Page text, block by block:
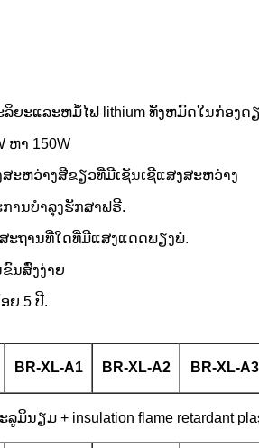
ລິຍະແລະຫມໍ້ໄຟ lithium ທັງຫມົດໃນກ່ອງ
ຫາ 150W
ສະຫວ່າງສີຂຽວທີ່ມີເຊັນເຊີແສງສະຫວ່າງ
ການບໍາລຸງຮັກສາຟຣີ.
ະຖານທີ່ໃດທີ່ມີແສງແດດພຽງພໍ.
ນສົ່ງງ່າຍ
ຍ 5 ປີ.
BR-XL-A1 BR-XL-A2 BR-XL-A3
ລູມິນຽມ + insulation flame retardant